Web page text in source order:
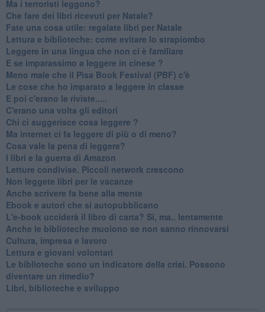
Ma i terroristi leggono?
​Che fare dei libri ricevuti per Natale?
​Fate una cosa utile: regalate libri per Natale
​Lettura e biblioteche: come evitare lo strapiombo
Leggere in una lingua che non ci è familiare
​E se imparassimo a leggere in cinese ?
​Meno male che il Pisa Book Festival (PBF) c'è
​Le cose che ho imparato a leggere in classe
​E poi c'erano le riviste.....
​C'erano una volta gli editori
​Chi ci suggerisce cosa leggere ?
​Ma internet ci fa leggere di più o di meno?
​Cosa vale la pena di leggere?
I libri e la guerra di Amazon
​Letture condivise. Piccoli network crescono
​Non leggete libri per le vacanze
​Anche scrivere fa bene alla mente
​Ebook e autori che si autopubblicano
​L'e-book ucciderà il libro di carta? Sì, ma.. lentamente
​Anche le biblioteche muoiono se non sanno rinnovarsi
​Cultura, impresa e lavoro
​Lettura e giovani volontari
​Le biblioteche sono un indicatore della crisi. Possono
diventare un rimedio?
​Libri, biblioteche e sviluppo